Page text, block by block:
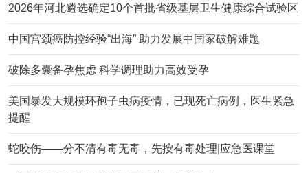
2026年河北遴选确定10个首批省级基层卫生健康综合试验区
中国宫颈癌防控经验“出海” 助力发展中国家破解难题
破除多囊备孕焦虑 科学调理助力高效受孕
美国暴发大规模环孢子虫病疫情，已现死亡病例，医生紧急
提醒
蛇咬伤——分不清有毒无毒，先按有毒处理|应急医课堂